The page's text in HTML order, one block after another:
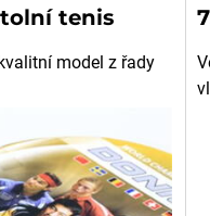
tenis
model z řady